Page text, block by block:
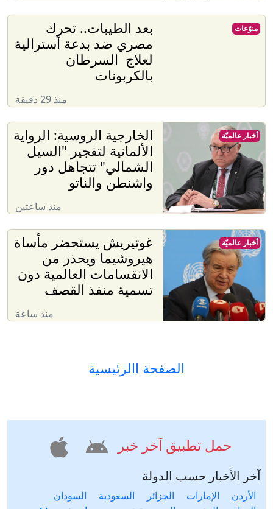
بعد الطيبات.. تحرك
مصري ضد بدعة أسترالية
لعلاج السرطان
بالكربونات
منذ 29 دقيقة
منوّعات
الخارجية الروسية: الرواية
الألمانية لتفجير "السيل
الشمالي" تتجاهل دور
واشنطن والناتو
منذ ساعتين
أخبار عالميّة
غوتيريش يستحضر مأساة
هيروشيما ويحذر من
الانقسامات العالمية دون
تسمية منفذ القصف
منذ ساعة
أخبار عالميّة
الصفحة االرئيسية
حمل تطبيق آخر خبر
آخر الأخبار حسب الدولة
الأردن الإمارات الجزائر السعودية
السودان